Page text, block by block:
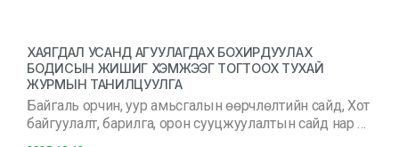
ХАЯГДАЛ УСАНД АГУУЛАГДАХ БОХИРДУУЛАХ
БОДИСЫН ЖИШИГ ХЭМЖЭЭГ ТОГТООХ ТУХАЙ
ЖУРМЫН ТАНИЛЦУУЛГА
Байгаль орчин, уур амьсгалын өөрчлөлтийн сайд, Хот
байгуулалт, барилга, орон сууцжуулалтын сайд нар …